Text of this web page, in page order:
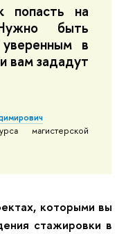
попасть на
быть
в
вам зададут
магистерской
которыми вы
стажировки в